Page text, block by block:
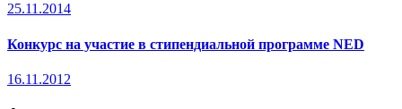
25.11.2014
Конкурс на участие в стипендиальной программе NED
16.11.2012